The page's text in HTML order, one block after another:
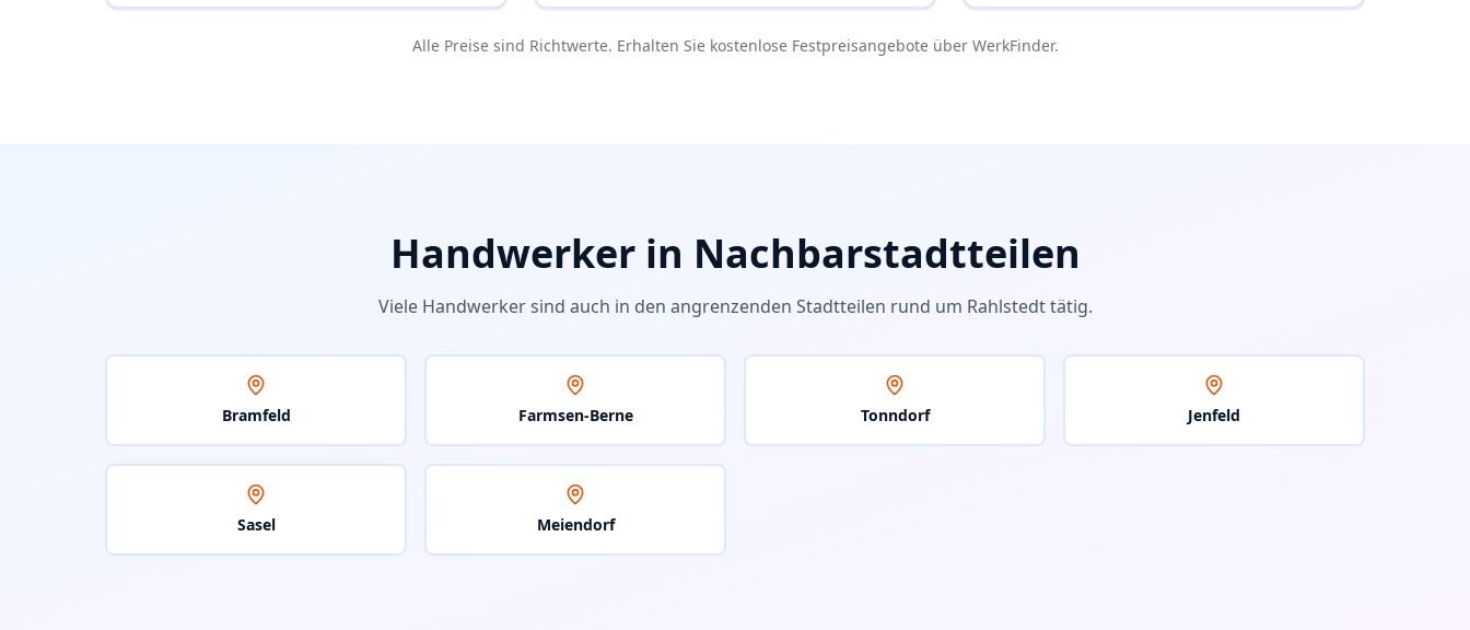
Alle Preise sind Richtwerte. Erhalten Sie kostenlose Festpreisangebote über WerkFinder.
Handwerker in Nachbarstadtteilen
Viele Handwerker sind auch in den angrenzenden Stadtteilen rund um Rahlstedttätig.
Bramfeld Farmsen-Berne Tonndorf Jenfeld
Sasel Meiendorf